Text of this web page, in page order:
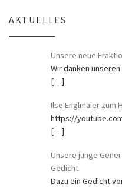
AKTUELLES
Unsere neue
Wir danken
[…]
Ilse Englmaier zum
https://
[…]
Unsere junge
Gedicht
Dazu ein Gedicht